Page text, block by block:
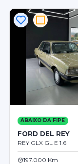
ABAIXO DA FIPE
FORD DEL REY
REY GLX GL E 1.6
197.000 Km